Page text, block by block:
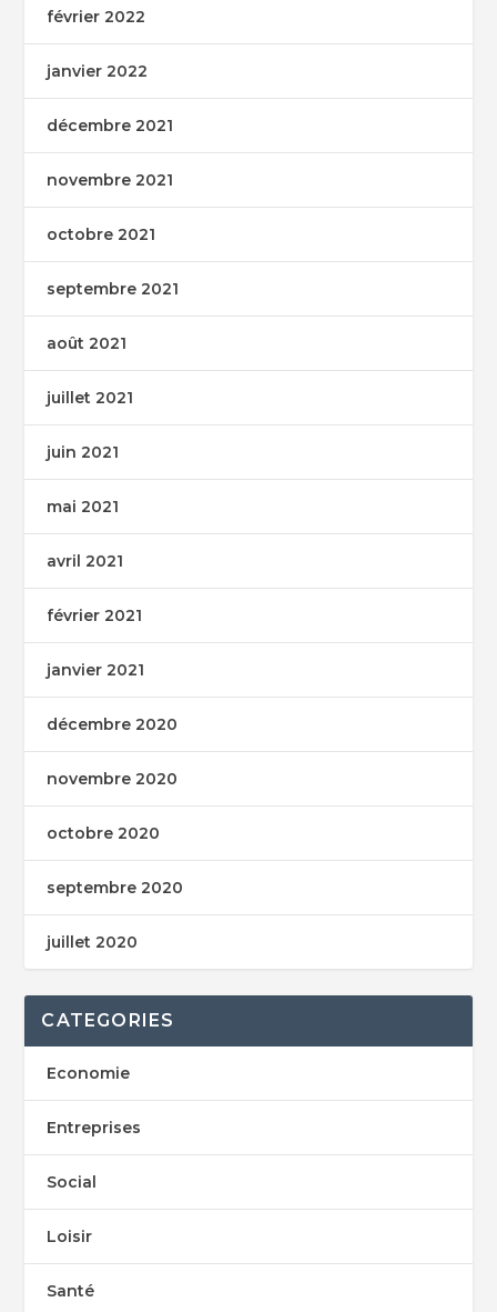
février 2022
janvier 2022
décembre 2021
novembre 2021
octobre 2021
septembre 2021
août 2021
juillet 2021
juin 2021
mai 2021
avril 2021
février 2021
janvier 2021
décembre 2020
novembre 2020
octobre 2020
septembre 2020
juillet 2020
CATEGORIES
Economie
Entreprises
Social
Loisir
Santé